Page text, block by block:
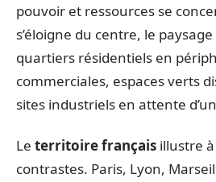
pouvoir et ressources se
s’éloigne du centre, le
quartiers résidentiels en
commerciales, espaces verts
sites industriels en attente
Le territoire français illustre
contrastes. Paris, Lyon,